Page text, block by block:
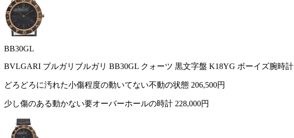
BB30GL
BVLGARI ブルガリブルガリ BB30GL クォーツ 黒文字盤 K18YG ボーイズ腕時計
どろどろに汚れた小傷程度の動いてない不動の状態 206,500円
少し傷のある動かない要オーバーホールの時計 228,000円